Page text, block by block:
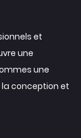
et
une
une
conception et